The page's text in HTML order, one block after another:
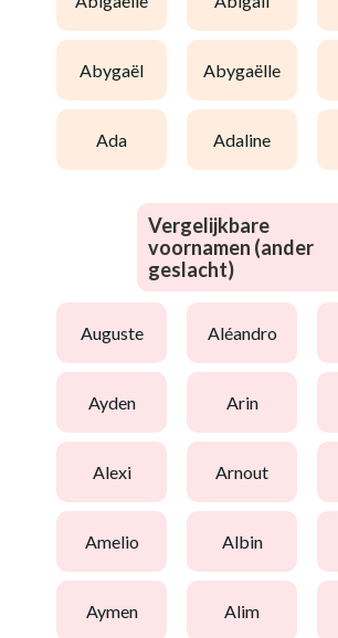
abygaël abygaëlle
ada adaline
Vergelijkbare
voornamen (ander
geslacht)
auguste aléandro
ayden arin
alexi arnout
amelio albin
aymen alim